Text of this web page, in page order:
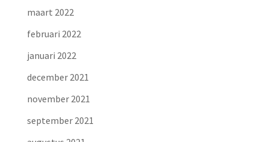
maart 2022
februari 2022
januari 2022
december 2021
november 2021
september 2021